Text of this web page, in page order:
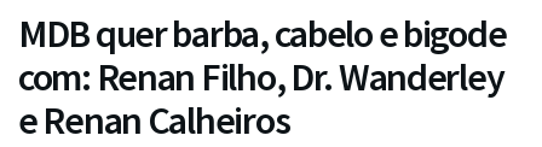
MDB quer barba, cabelo e bigode
com: Renan Filho, Dr. Wanderley
e Renan Calheiros